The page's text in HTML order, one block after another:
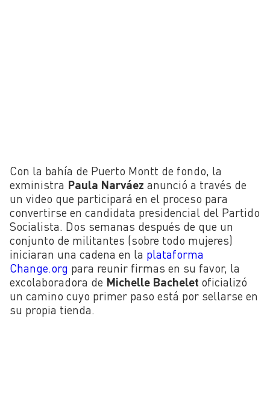
Con la bahía de Puerto Montt de fondo, la
exministra Paula Narváez anunció a través de
un video que participará en el proceso para
convertirse en candidata presidencial del Partido
Socialista. Dos semanas después de que un
conjunto de militantes (sobre todo mujeres)
iniciaran una cadena en la plataforma
Change.org para reunir firmas en su favor, la
excolaboradora de Michelle Bachelet oficializó
un camino cuyo primer paso está por sellarse en
su propia tienda.